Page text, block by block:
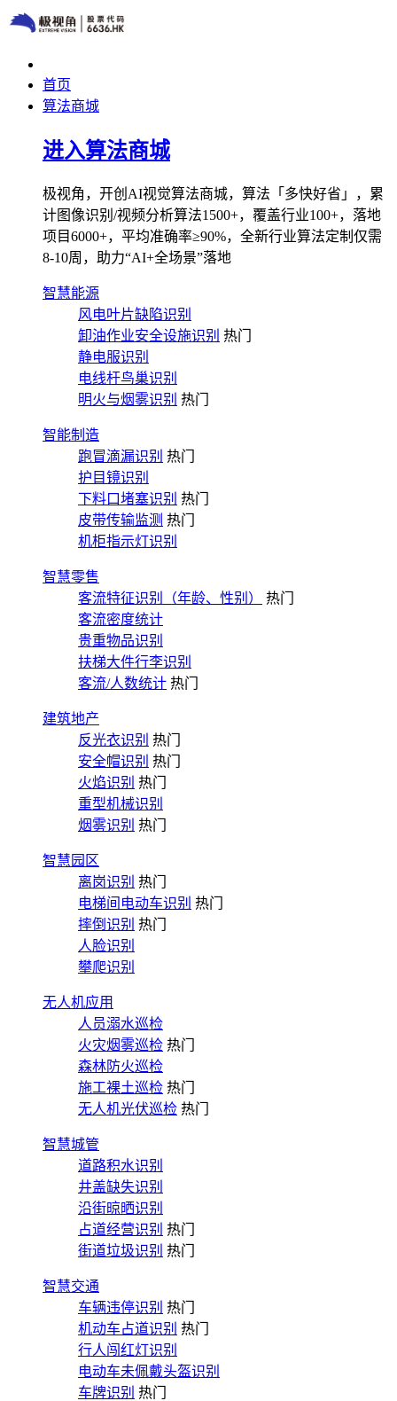
首页
算法商城
进入算法商城
极视角，开创AI视觉算法商城，算法「多快好省」，累
计图像识别/视频分析算法1500+，覆盖行业100+，落地
项目6000+，平均准确率≥90%，全新行业算法定制仅需
8-10周，助力“AI+全场景”落地
智慧能源
风电叶片缺陷识别
卸油作业安全设施识别 热门
静电服识别
电线杆鸟巢识别
明火与烟雾识别 热门
智能制造
跑冒滴漏识别 热门
护目镜识别
下料口堵塞识别 热门
皮带传输监测 热门
机柜指示灯识别
智慧零售
客流特征识别（年龄、性别）
热门
客流密度统计
贵重物品识别
扶梯大件行李识别
客流/人数统计 热门
建筑地产
反光衣识别 热门
安全帽识别 热门
火焰识别 热门
重型机械识别
烟雾识别 热门
智慧园区
离岗识别 热门
电梯间电动车识别 热门
摔倒识别 热门
人脸识别
攀爬识别
无人机应用
人员溺水巡检
火灾烟雾巡检 热门
森林防火巡检
施工裸土巡检 热门
无人机光伏巡检 热门
智慧城管
道路积水识别
井盖缺失识别
沿街晾晒识别
占道经营识别 热门
街道垃圾识别 热门
智慧交通
车辆违停识别 热门
机动车占道识别 热门
行人闯红灯识别
电动车未佩戴头盔识别
车牌识别 热门